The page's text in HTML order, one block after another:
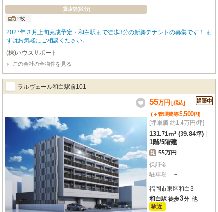
貸店舗(区分)
2枚
2027年３月上旬完成予定・和白駅まで徒歩3分の新築テナントの募集です！ ま
ずはお気軽にご相談ください。
(株)ハウスサポート
この会社の全物件を見る
ラルヴェール和白駅前101
55万円 [税込]
(＋管理費等5,500円)
[坪単価 約1.4万円/坪]
131.71m² (39.84坪)
1階/5階建
礼 55万円
保証金
－
駐車場
－
福岡市東区和白3
和白駅 徒歩3分 他
駅近!